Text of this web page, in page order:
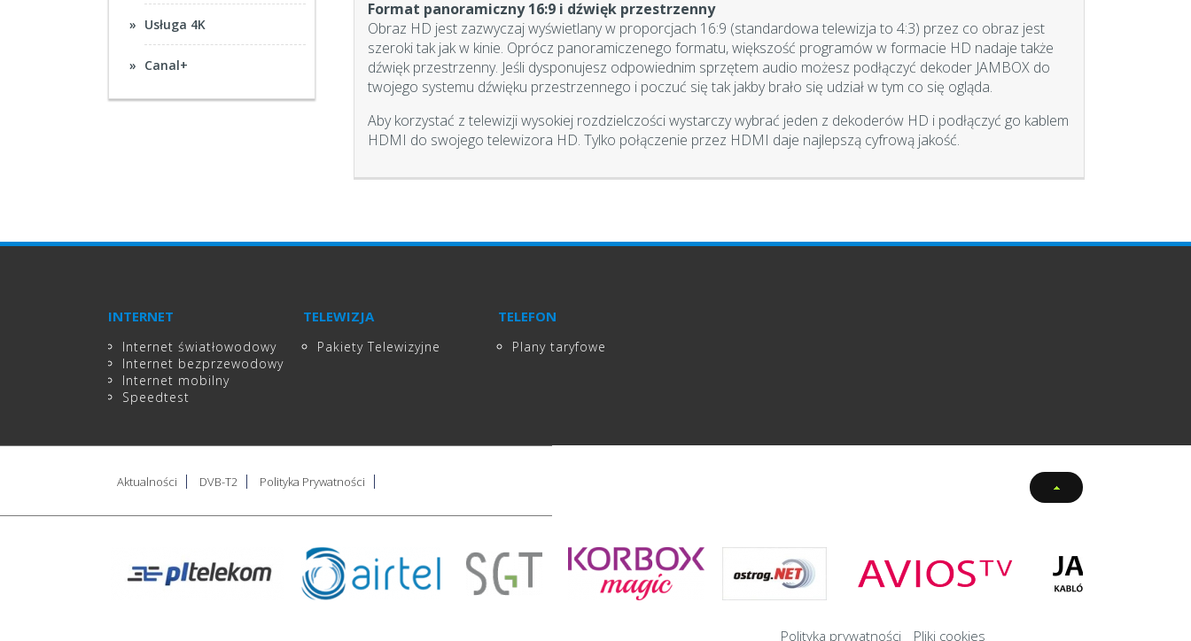
Usługa 4K
Canal+
Format panoramiczny 16:9 i dźwięk przestrzenny
Obraz HD jest zazwyczaj wyświetlany w proporcjach 16:9 (standardowa telewizja to 4:3) przez co obraz jest
szeroki tak jak w kinie. Oprócz panoramiczenego formatu, większość programów w formacie HD nadaje także
dźwięk przestrzenny. Jeśli dysponujesz odpowiednim sprzętem audio możesz podłączyć dekoder JAMBOX do
twojego systemu dźwięku przestrzennego i poczuć się tak jakby brało się udział w tym co się ogląda.
Aby korzystać z telewizji wysokiej rozdzielczości wystarczy wybrać jeden z dekoderów HD i podłączyć go kablem
HDMI do swojego telewizora HD. Tylko połączenie przez HDMI daje najlepszą cyfrową jakość.
INTERNET
Internet światłowodowy
Internet bezprzewodowy
Internet mobilny
Speedtest
TELEWIZJA
Pakiety Telewizyjne
TELEFON
Plany taryfowe
Aktualności DVB-T2 Polityka Prywatności
Polityka prywatności Pliki cookies